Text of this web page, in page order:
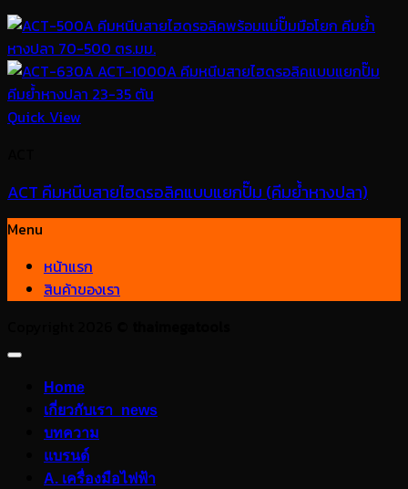
Quick View
ACT คีมหนีบสายไฮดรอลิคแบบแยกปั๊ม (คีมย้ำหางปลา)
Menu
หน้าแรก
สินค้าของเรา
Home
เกี่ยวกับเรา_news
บทความ
แบรนด์
A. เครื่องมือไฟฟ้า